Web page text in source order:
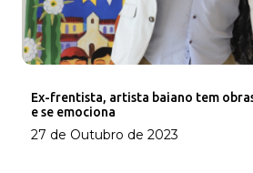
Ex-frentista, artista baiano tem
e se emociona
27 de Outubro de 2023